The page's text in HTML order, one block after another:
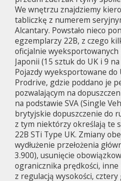
We wnętrzu znajdziemy
tabliczkę z numerem
Alcantary. Powstało nieco
egzemplarzy 22B, z czego
oficjalnie wyeksportowanych
Japonii (15 sztuk do UK i 9
Pojazdy wyeksportowane do
Prodrive, gdzie poddano je
pozwalającym na
na podstawie SVA (Single
brytyjskie dopuszczenie do
z tym niektórzy określają te
22B STi Type UK. Zmiany
wydłużenie przełożenia
3.900), usunięcie
ogranicznika prędkości, inne
z regulacją wysokości, cztery